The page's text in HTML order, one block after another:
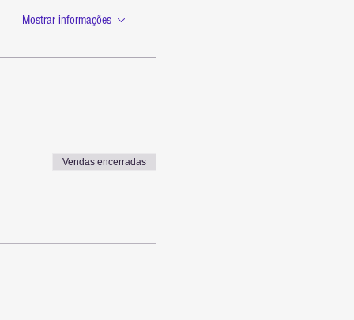
Mostrar informações
Vendas encerradas